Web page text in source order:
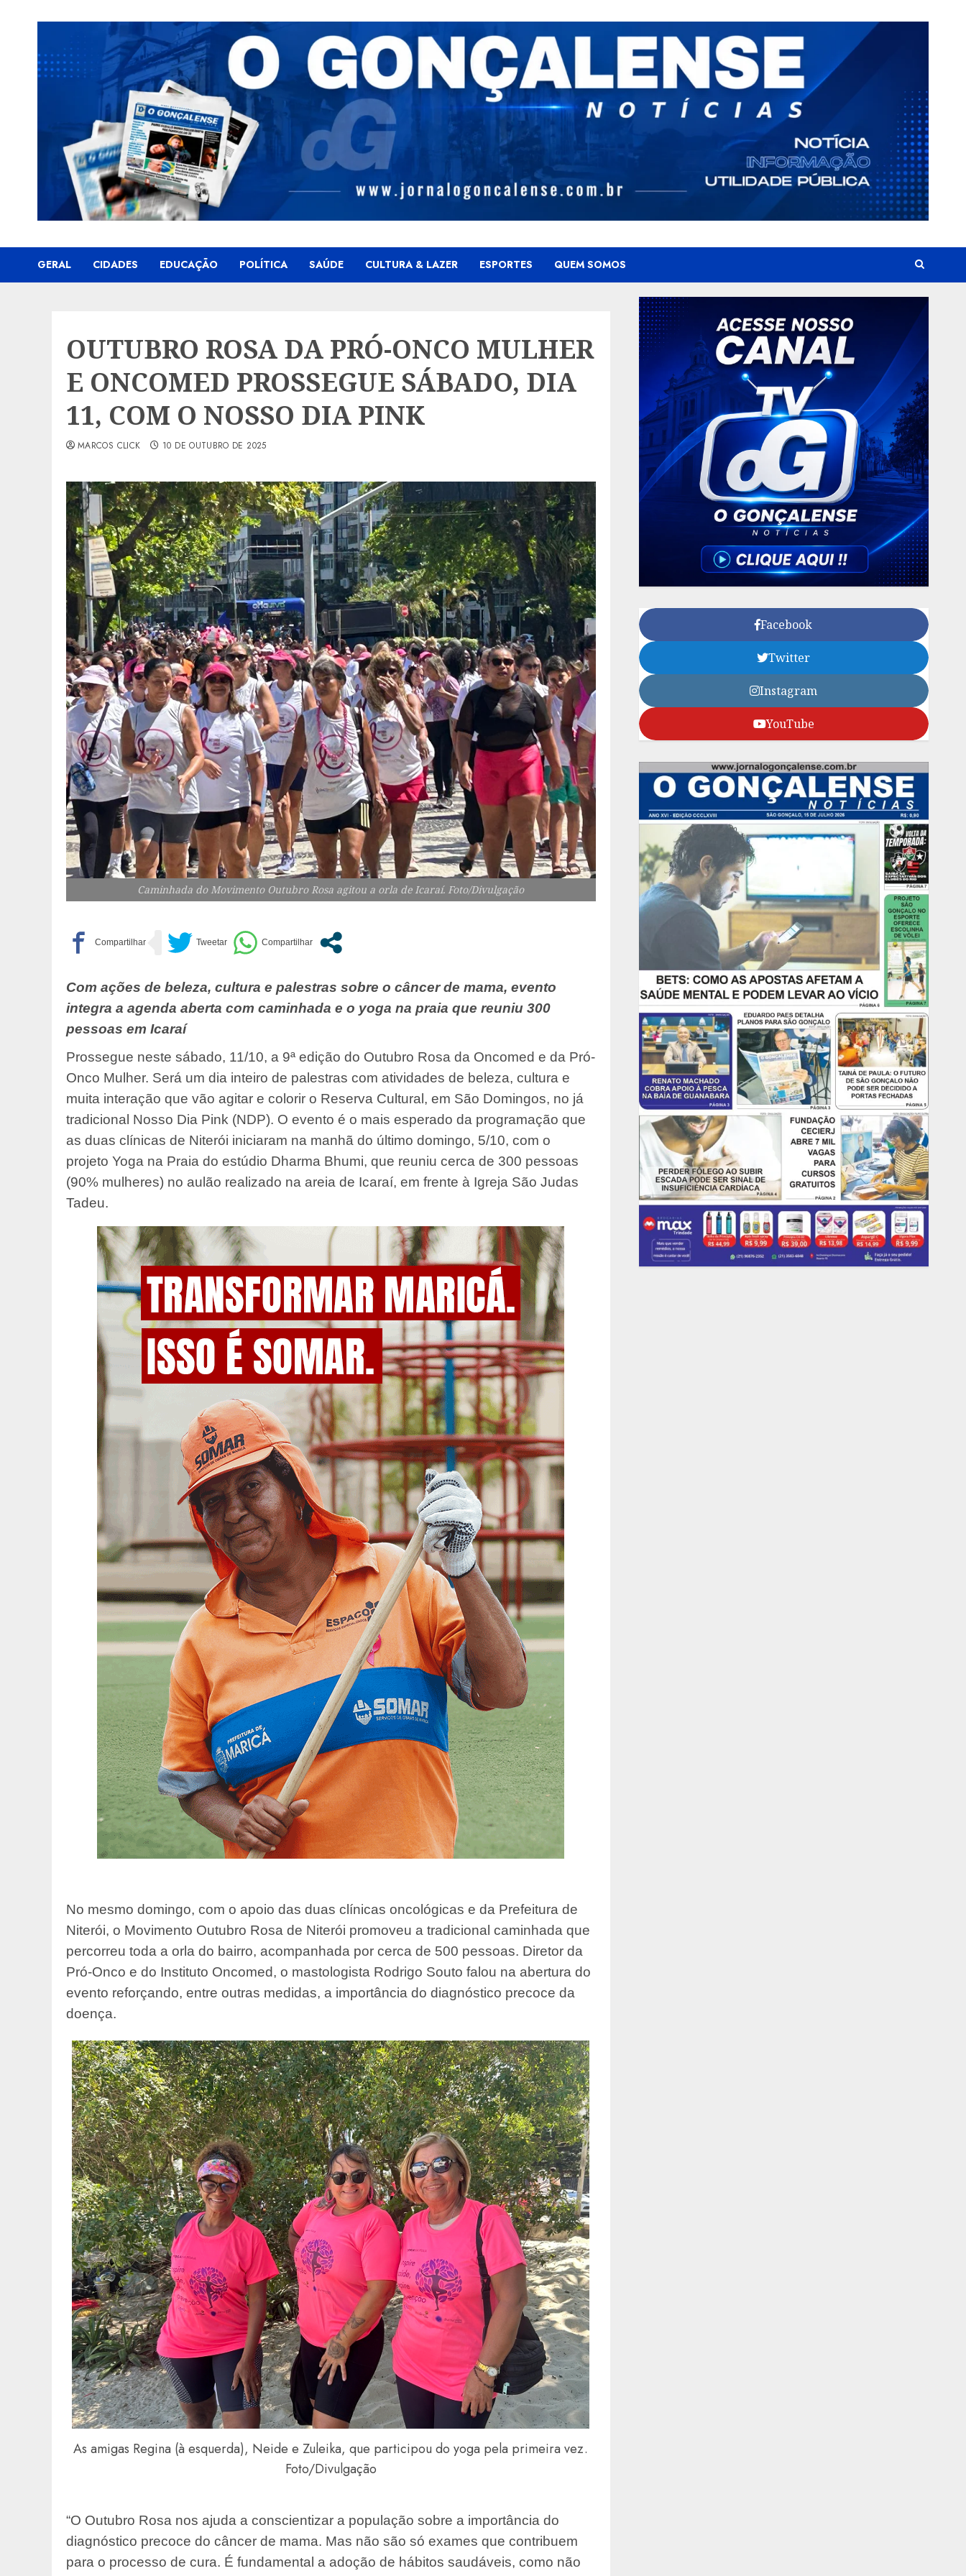
GERAL CIDADES EDUCAÇÃO POLÍTICA SAÚDE CULTURA & LAZER ESPORTES QUEM SOMOS
OUTUBRO ROSA DA PRÓ-ONCO MULHER
E ONCOMED PROSSEGUE SÁBADO, DIA
11, COM O NOSSO DIA PINK
MARCOS CLICK 10 DE OUTUBRO DE 2025
Caminhada do Movimento Outubro Rosa agitou a orla de Icaraí. Foto/Divulgação
Com ações de beleza, cultura e palestras sobre o câncer de mama, evento
integra a agenda aberta com caminhada e o yoga na praia que reuniu 300
pessoas em Icaraí
Prossegue neste sábado, 11/10, a 9ª edição do Outubro Rosa da Oncomed e da Pró-
Onco Mulher. Será um dia inteiro de palestras com atividades de beleza, cultura e
muita interação que vão agitar e colorir o Reserva Cultural, em São Domingos, no já
tradicional Nosso Dia Pink (NDP). O evento é o mais esperado da programação que
as duas clínicas de Niterói iniciaram na manhã do último domingo, 5/10, com o
projeto Yoga na Praia do estúdio Dharma Bhumi, que reuniu cerca de 300 pessoas
(90% mulheres) no aulão realizado na areia de Icaraí, em frente à Igreja São Judas
Tadeu.
No mesmo domingo, com o apoio das duas clínicas oncológicas e da Prefeitura de
Niterói, o Movimento Outubro Rosa de Niterói promoveu a tradicional caminhada que
percorreu toda a orla do bairro, acompanhada por cerca de 500 pessoas. Diretor da
Pró-Onco e do Instituto Oncomed, o mastologista Rodrigo Souto falou na abertura do
evento reforçando, entre outras medidas, a importância do diagnóstico precoce da
doença.
As amigas Regina (à esquerda), Neide e Zuleika, que participou do yoga pela primeira vez.
Foto/Divulgação
“O Outubro Rosa nos ajuda a conscientizar a população sobre a importância do
diagnóstico precoce do câncer de mama. Mas não são só exames que contribuem
para o processo de cura. É fundamental a adoção de hábitos saudáveis, como não
Facebook
Twitter
Instagram
YouTube